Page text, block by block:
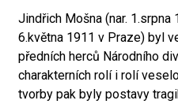
Jindřich Mošna (nar.
6.května 1911 v Praze) byl
předních herců Národního
charakterních rolí i rolí
tvorby pak byly postavy